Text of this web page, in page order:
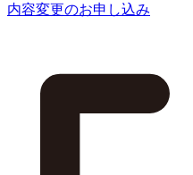
内容変更のお申し込み